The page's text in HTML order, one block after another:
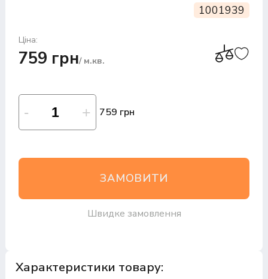
1001939
Ціна:
759 грн/ м.кв.
759 грн
ЗАМОВИТИ
Швидке замовлення
Характеристики товару: